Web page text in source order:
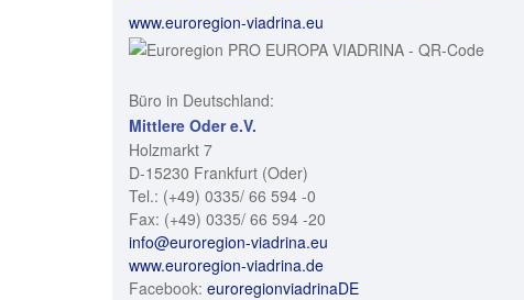
www.euroregion-viadrina.eu
Büro in Deutschland:
Mittlere Oder e.V.
Holzmarkt 7
D-15230 Frankfurt (Oder)
Tel.: (+49) 0335/ 66 594 -0
Fax: (+49) 0335/ 66 594 -20
info@euroregion-viadrina.eu
www.euroregion-viadrina.de
Facebook: euroregionviadrinaDE